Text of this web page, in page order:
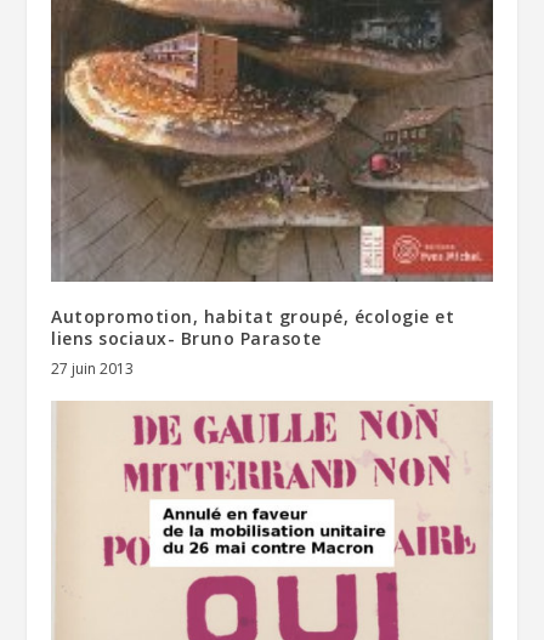
Autopromotion, habitat groupé, écologie et
liens sociaux- Bruno Parasote
27 juin 2013